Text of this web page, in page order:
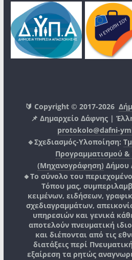
🔰 Copyright © 2017-2026
📌 Δημαρχείο Δάφνης |
protokolo@dafni-
🔹Σχεδιασμός-Υλοποίηση:
Προγραμματισμού
(Μηχανογράφηση) Δήμου
🔸Το σύνολο του
Τόπου μας,
κειμένων, ειδήσεων,
σχεδιαγραμμάτων,
υπηρεσιών και γενικά
αποτελούν πνευματική
και διέπονται από τις
διατάξεις περί
εξαίρεση τα ρητώς